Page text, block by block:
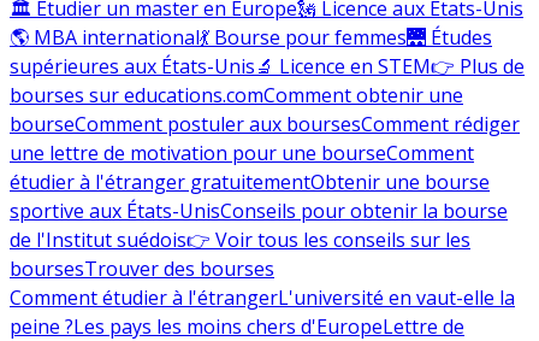
🏛 Étudier un master en Europe🗽 Licence aux États-Unis
🌎 MBA international💃 Bourse pour femmes🌉 Études
supérieures aux États-Unis🔬 Licence en STEM👉 Plus de
bourses sur educations.comComment obtenir une
bourseComment postuler aux boursesComment rédiger
une lettre de motivation pour une bourseComment
étudier à l'étranger gratuitementObtenir une bourse
sportive aux États-UnisConseils pour obtenir la bourse
de l'Institut suédois👉 Voir tous les conseils sur les
boursesTrouver des bourses
Comment étudier à l'étrangerL'université en vaut-elle la
peine ?Les pays les moins chers d'EuropeLettre de